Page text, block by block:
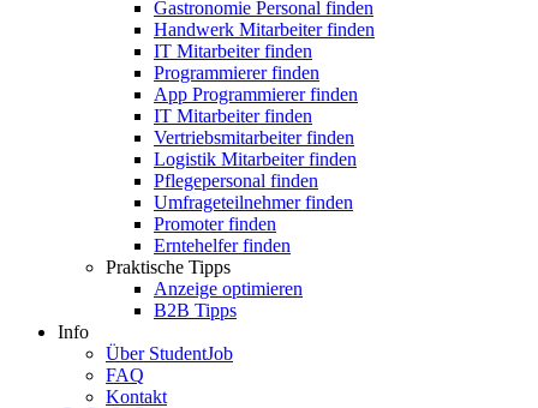
Gastronomie Personal finden
Handwerk Mitarbeiter finden
IT Mitarbeiter finden
Programmierer finden
App Programmierer finden
IT Mitarbeiter finden
Vertriebsmitarbeiter finden
Logistik Mitarbeiter finden
Pflegepersonal finden
Umfrageteilnehmer finden
Promoter finden
Erntehelfer finden
Praktische Tipps
Anzeige optimieren
B2B Tipps
Info
Über StudentJob
FAQ
Kontakt